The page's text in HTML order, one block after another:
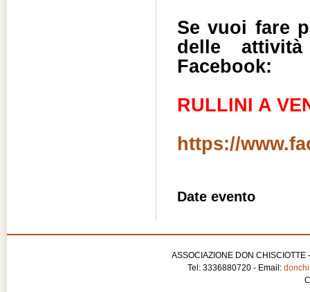
Se vuoi fare
delle
Facebook:
RULLINI A
https://
Date evento
ASSOCIAZIONE DON
Tel: 3336880720 - Email: